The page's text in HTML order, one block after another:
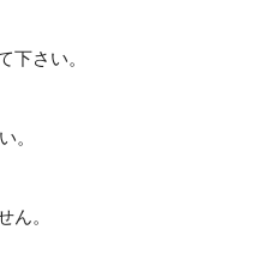
さい。
。
。